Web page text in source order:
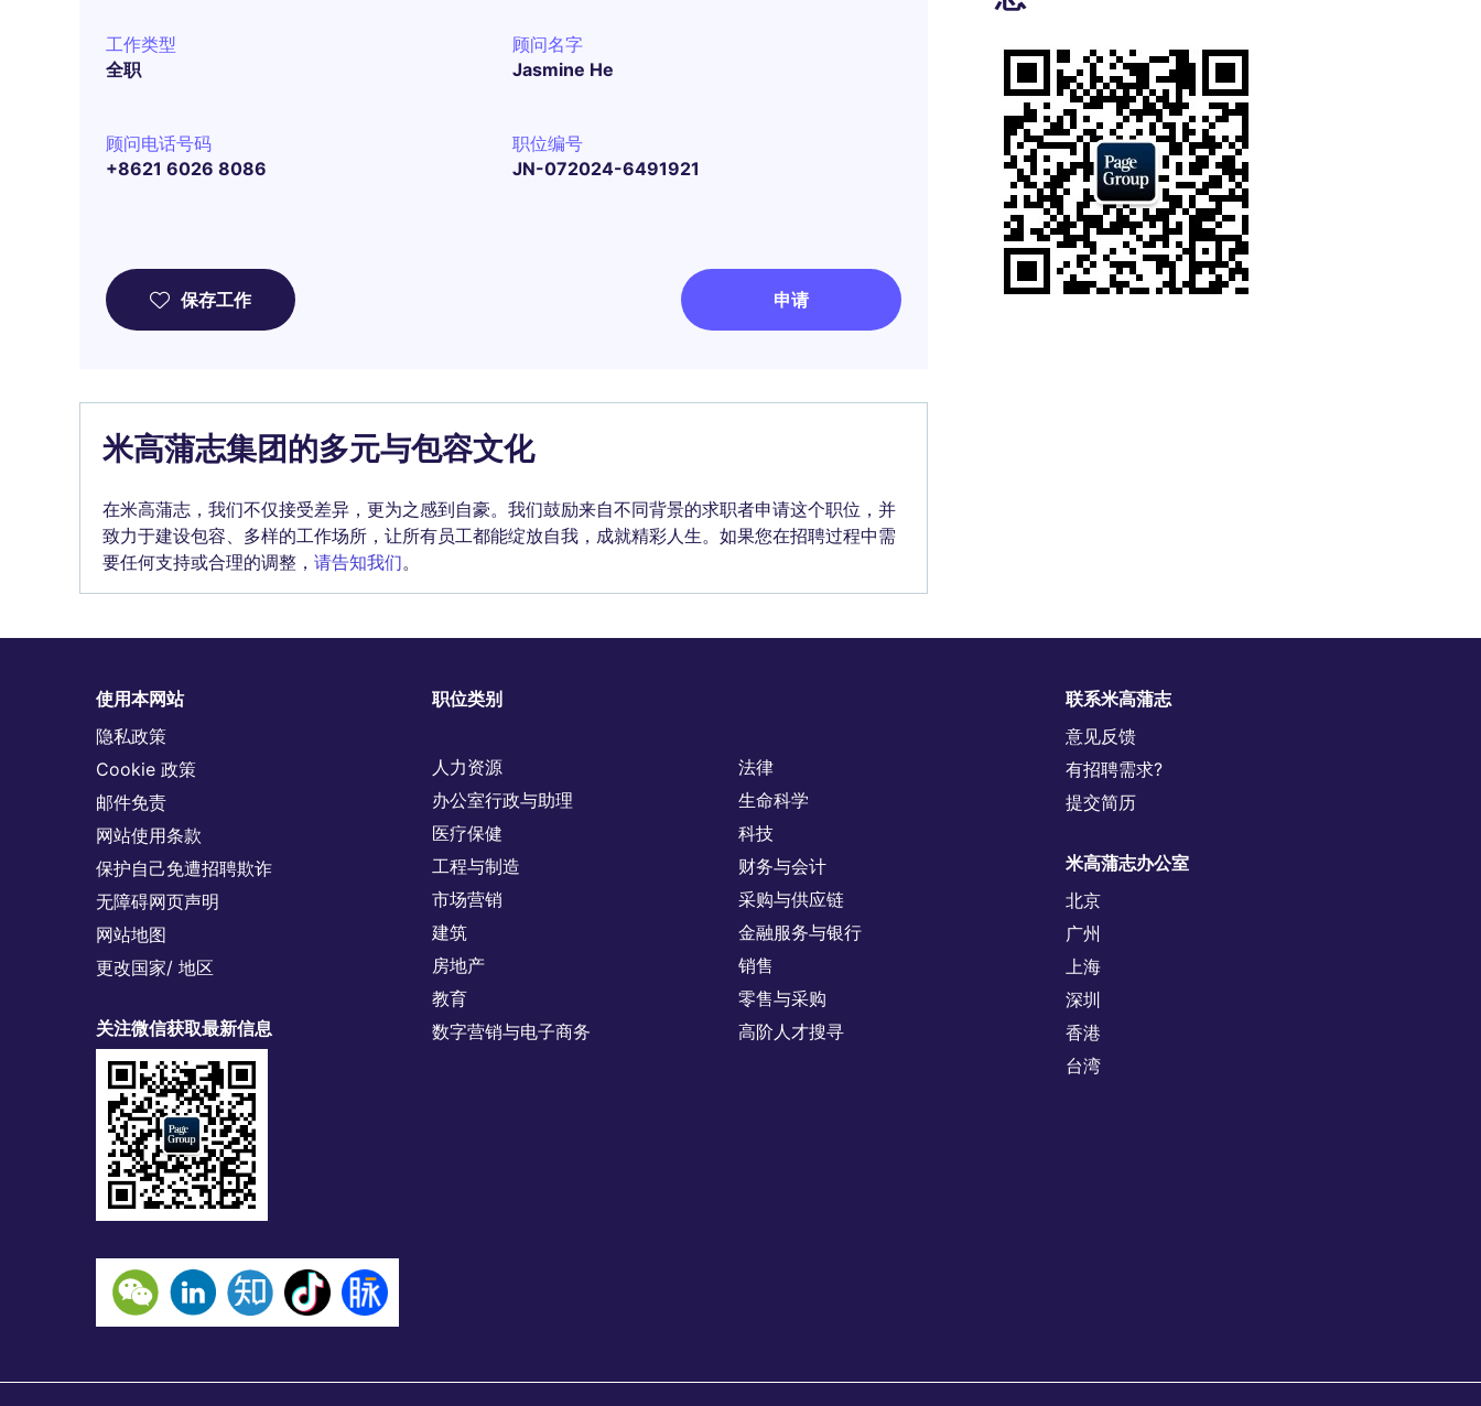
工作类型
全职
顾问名字
Jasmine He
顾问电话号码
+8621 6026 8086
职位编号
JN-072024-6491921
保存工作 申请
米高蒲志集团的多元与包容文化
在米高蒲志，我们不仅接受差异，更为之感到自豪。我们鼓励来自不同背景的求职者申请这个职位，并
致力于建设包容、多样的工作场所，让所有员工都能绽放自我，成就精彩人生。如果您在招聘过程中需
要任何支持或合理的调整， 请告知我们。
使用本网站
隐私政策
Cookie 政策
邮件免责
网站使用条款
保护自己免遭招聘欺诈
无障碍网页声明
网站地图
更改国家/ 地区
关注微信获取最新信息
职位类别
人力资源
办公室行政与助理
医疗保健
工程与制造
市场营销
建筑
房地产
教育
数字营销与电子商务
法律
生命科学
科技
财务与会计
采购与供应链
金融服务与银行
销售
零售与采购
高阶人才搜寻
联系米高蒲志
意见反馈
有招聘需求?
提交简历
米高蒲志办公室
北京
广州
上海
深圳
香港
台湾